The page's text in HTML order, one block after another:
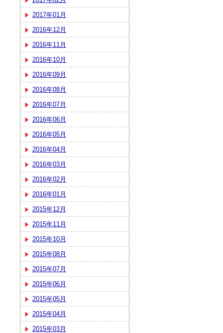
2017年01月
2016年12月
2016年11月
2016年10月
2016年09月
2016年08月
2016年07月
2016年06月
2016年05月
2016年04月
2016年03月
2016年02月
2016年01月
2015年12月
2015年11月
2015年10月
2015年08月
2015年07月
2015年06月
2015年05月
2015年04月
2015年03月